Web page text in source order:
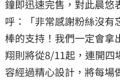
鐘即迅速完售，對此晨悠
呼：「非常感謝粉絲沒有
棒的支持！ 我們一定會拿
翔則將從8/11起， 連開四
容經過精心設計， 將每場